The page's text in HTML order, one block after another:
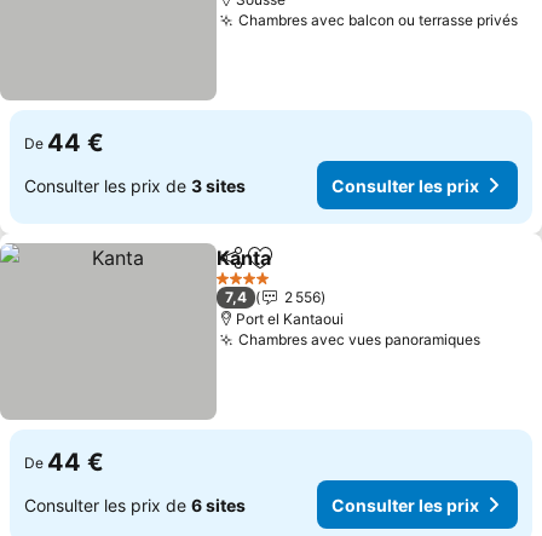
Chambres avec balcon ou terrasse privés
De 44 €
Consulter les prix de 3 sites Consulter les prix
PartagerAjouter à mes favoris
Kanta
4 Étoiles
7,4
2 556
Port el Kantaoui
Chambres avec vues panoramiques
De 44 €
Consulter les prix de 6 sites Consulter les prix